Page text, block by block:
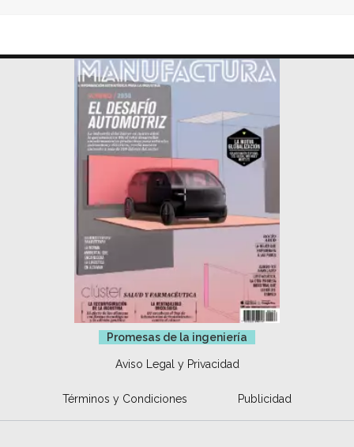
Promesas de la ingeniería
Aviso Legal y Privacidad
Términos y Condiciones Publicidad